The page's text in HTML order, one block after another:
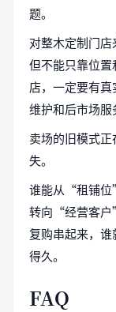
题。
对整木定制门店
但不能只靠位
店，一定要有
维护和后市场服
卖场的旧模式
失。
谁能从“租铺
转向“经营客户
复购串起来，
得久。
FAQ